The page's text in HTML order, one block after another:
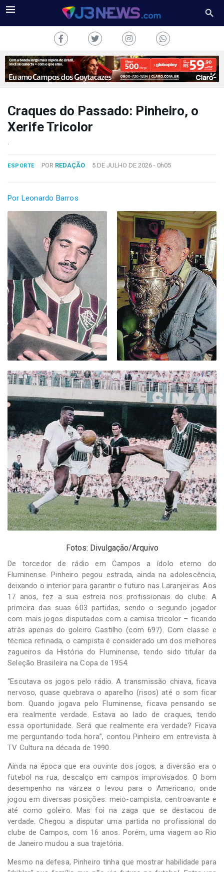
FALE
2024
Desenvolvido
por
Hesea
Tecnologia
Sistemas
Craques do Passado: Pinheiro, o
Xerife Tricolor
ESPORTE POR REDAÇÃO 5 DE JULHO DE 2026 - 0h05
Por Leonardo Barros
Fotos: Divulgação/Arquivo
De torcedor de rádio em Campos a ídolo eterno do
Fluminense. Pinheiro pegou estrada, ainda na adolescência,
deixando o interior para garantir o futuro nas Laranjeiras. Aos
17 anos, fez a sua estreia nos profissionais do clube. A
primeira das suas 603 partidas, sendo o segundo jogador
com mais jogos disputados com a camisa tricolor – ficando
atrás apenas do goleiro Castilho (com 697). Com classe e
técnica refinada, o campista é considerado um dos melhores
zagueiros da História do Fluminense, tendo sido titular da
Seleção Brasileira na Copa de 1954.
“Escutava os jogos pelo rádio. A transmissão chiava, ficava
nervoso, quase quebrava o aparelho (risos) até o som ficar
bom. Quando jogava pelo Fluminense, ficava pensando se
era realmente verdade. Estava ao lado de craques, tendo
essa oportunidade. Será que realmente era verdade? Ficava
me perguntando toda hora”, contou Pinheiro em entrevista à
TV Cultura na década de 1990.
Ainda na época que era ouvinte dos jogos, a diversão era o
futebol na rua, descalço em campos improvisados. O bom
desempenho na várzea o levou para o Americano, onde
jogou em diversas posições: meio-campista, centroavante e
até como goleiro. Mas foi na zaga que se destacou de
verdade. Chegou a disputar uma partida no profissional do
clube de Campos, com 16 anos. Porém, uma viagem ao Rio
de Janeiro mudou a sua trajetória.
Mesmo na defesa, Pinheiro tinha que mostrar habilidade para